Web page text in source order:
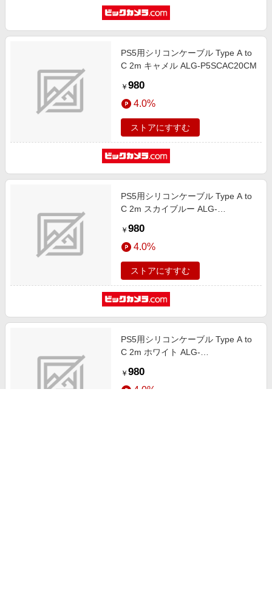
PS5用シリコンケーブル Type A to
C 2m キャメル ALG-P5SCAC20CM
￥ 980
4.0%
ストアにすすむ
PS5用シリコンケーブル Type A to
C 2m スカイブルー ALG-
￥ 980
4.0%
ストアにすすむ
PS5用シリコンケーブル Type A to
C 2m ホワイト ALG-
￥ 980
4.0%